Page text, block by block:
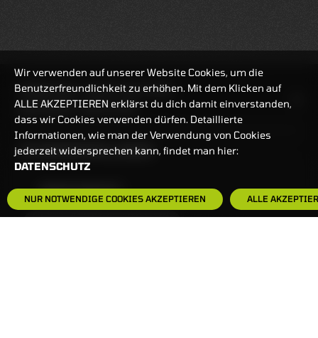
BANKEINSTELLUNGEN
HÄUFIG GESUCHT:
HANDELSZEIT
MO-FR: 7:30-23 UHR
ZERTIFIKATE
8:00-22 UHR
Wir verwenden auf unserer Website Cookies, um die
Benutzerfreundlichkeit zu erhöhen. Mit dem Klicken auf
ALLE AKZEPTIEREN erklärst du dich damit einverstanden,
dass wir Cookies verwenden dürfen. Detaillierte
Informationen, wie man der Verwendung von Cookies
jederzeit widersprechen kann, findet man hier:
DATENSCHUTZ
NUR NOTWENDIGE COOKIES AKZEPTIEREN ALLE